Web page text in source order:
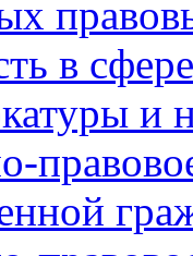
в
и